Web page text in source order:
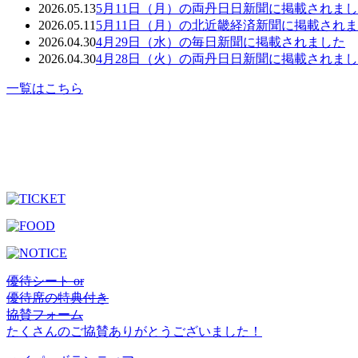
2026.05.135月11日（月）の両丹日日新聞に掲載されま
2026.05.11 5月11日（月）の北近畿経済新聞に掲載され
2026.04.304月29日（水）の毎日新聞に掲載されました
2026.04.304月28日（火）の両丹日日新聞に掲載されま
一覧はこちら
優待シート or
優待席の特典付き
協賛フォーム
たくさんのご協賛ありがとうございました！